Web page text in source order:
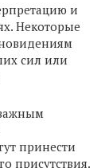
и
Некоторые
сил или
принести
присутствия.